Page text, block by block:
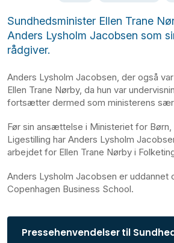
Sundhedsminister Ellen Trane
Anders Lysholm Jacobsen som
rådgiver.
Anders Lysholm Jacobsen, der også
Ellen Trane Nørby, da hun var
fortsætter dermed som ministerens
Før sin ansættelse i Ministeriet for Børn,
Ligestilling har Anders Lysholm
arbejdet for Ellen Trane Nørby i
Anders Lysholm Jacobsen er uddannet
Copenhagen Business School.
Pressehenvendelser til